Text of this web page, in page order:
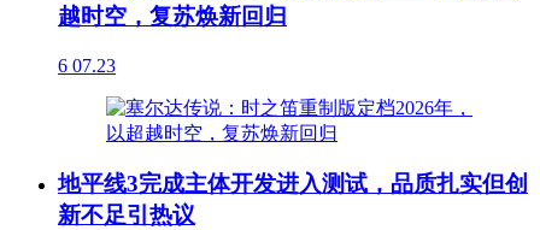
越时空，复苏焕新回归
6 07.23
地平线3完成主体开发进入测试，品质扎实但创
新不足引热议